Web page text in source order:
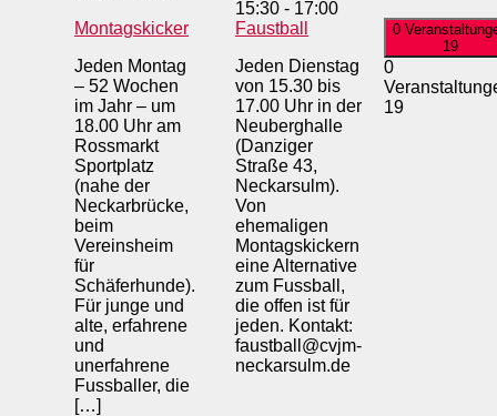
Montagskicker
Jeden Montag
– 52 Wochen
im Jahr – um
18.00 Uhr am
Rossmarkt
Sportplatz
(nahe der
Neckarbrücke,
beim
Vereinsheim
für
Schäferhunde).
Für junge und
alte, erfahrene
und
unerfahrene
Fussballer, die
[…]
15:30 - 17:00
Faustball
Jeden Dienstag
von 15.30 bis
17.00 Uhr in der
Neuberghalle
(Danziger
Straße 43,
Neckarsulm).
Von
ehemaligen
Montagskickern
eine Alternative
zum Fussball,
die offen ist für
jeden. Kontakt:
faustball@cvjm-
neckarsulm.de
0
19
0
19